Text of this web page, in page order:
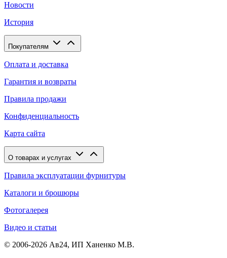
Новости
История
Покупателям
Оплата и доставка
Гарантия и возвраты
Правила продажи
Конфиденциальность
Карта сайта
О товарах и услугах
Правила эксплуатации фурнитуры
Каталоги и брошюры
Фотогалерея
Видео и статьи
© 2006-2026 Ав24, ИП Ханенко М.В.